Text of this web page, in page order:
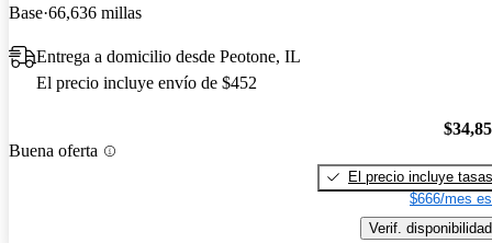
Base 66,636 millas
Entrega a domicilio desde Peotone, IL
El precio incluye envío de $452
Buena oferta
El precio incluye tasas
$666/mes
Verif. disponibilidad